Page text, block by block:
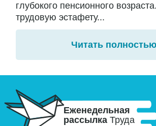
глубокого пенсионного
трудовую эстафету...
Читать полностью
Еженедельная
рассылка Труда